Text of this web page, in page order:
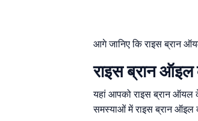
आगे जानिए कि राइस ब्रान
राइस ब्रान
यहां आपको राइस ब्रान ऑयल
समस्याओं में राइस ब्रान